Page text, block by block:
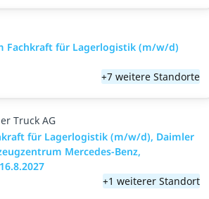
Fachkraft für Lagerlogistik (m/w/d)
+7 weitere Standorte
Truck AG
für Lagerlogistik (m/w/d), Daimler
Mercedes-Benz,
+1 weiterer Standort